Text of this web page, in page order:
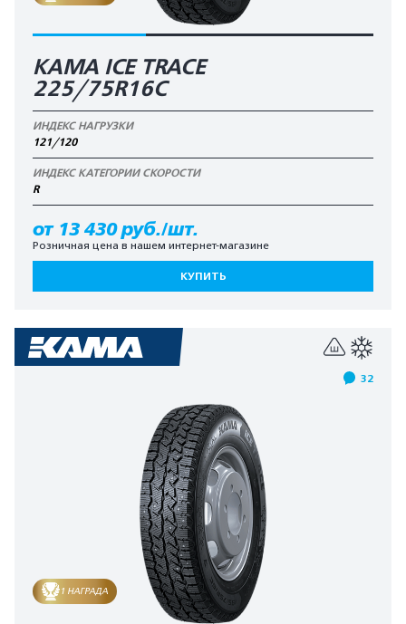
КАМА ICE TRACE
225/75R16C
ИНДЕКС НАГРУЗКИ
121/120
ИНДЕКС КАТЕГОРИИ СКОРОСТИ
R
от 13 430 руб./шт.
Розничная цена в нашем интернет-магазине
КУПИТЬ
32
1 НАГРАДА